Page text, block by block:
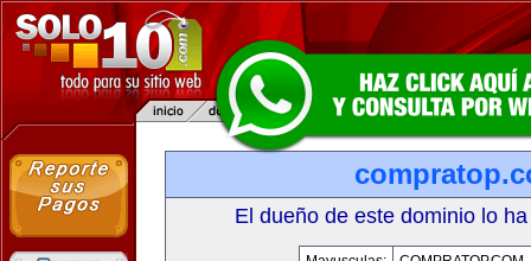
El dueño de este dominio lo